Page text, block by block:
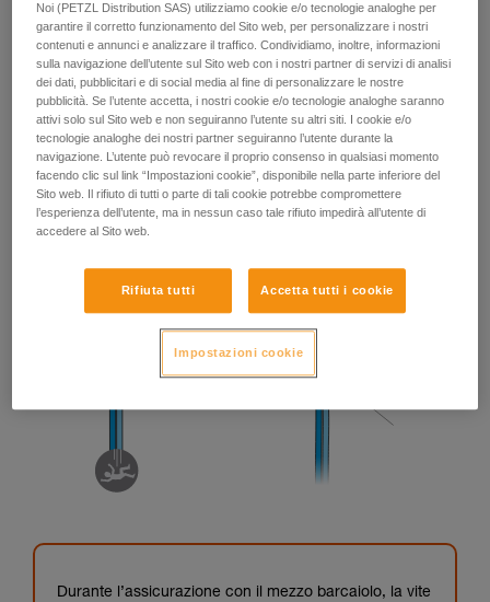
Durante l’assicurazione con il mezzo barcaiolo, la vite
Noi (PETZL Distribution SAS) utilizziamo cookie e/o tecnologie analoghe per
garantire il corretto funzionamento del Sito web, per personalizzare i nostri
contenuti e annunci e analizzare il traffico. Condividiamo, inoltre, informazioni
sulla navigazione dell’utente sul Sito web con i nostri partner di servizi di analisi
dei dati, pubblicitari e di social media al fine di personalizzare le nostre
pubblicità. Se l’utente accetta, i nostri cookie e/o tecnologie analoghe saranno
attivi solo sul Sito web e non seguiranno l’utente su altri siti. I cookie e/o
tecnologie analoghe dei nostri partner seguiranno l’utente durante la
navigazione. L’utente può revocare il proprio consenso in qualsiasi momento
facendo clic sul link “Impostazioni cookie”, disponibile nella parte inferiore del
Sito web. Il rifiuto di tutti o parte di tali cookie potrebbe compromettere
l’esperienza dell’utente, ma in nessun caso tale rifiuto impedirà all’utente di
accedere al Sito web.
Rifiuta tutti Accetta tutti i cookie
Impostazioni cookie